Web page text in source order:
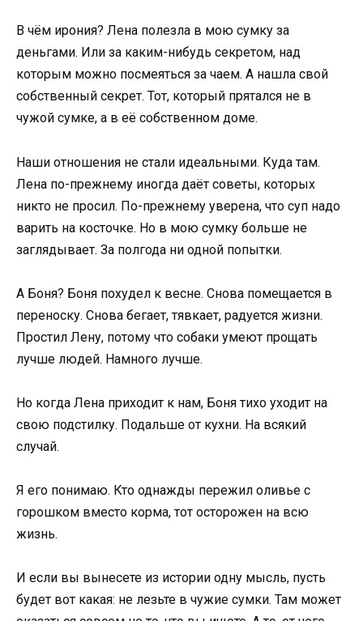
В чём ирония? Лена полезла в мою сумку за
деньгами. Или за каким-нибудь секретом, над
которым можно посмеяться за чаем. А нашла свой
собственный секрет. Тот, который прятался не в
чужой сумке, а в её собственном доме.
Наши отношения не стали идеальными. Куда там.
Лена по-прежнему иногда даёт советы, которых
никто не просил. По-прежнему уверена, что суп надо
варить на косточке. Но в мою сумку больше не
заглядывает. За полгода ни одной попытки.
А Боня? Боня похудел к весне. Снова помещается в
переноску. Снова бегает, тявкает, радуется жизни.
Простил Лену, потому что собаки умеют прощать
лучше людей. Намного лучше.
Но когда Лена приходит к нам, Боня тихо уходит на
свою подстилку. Подальше от кухни. На всякий
случай.
Я его понимаю. Кто однажды пережил оливье с
горошком вместо корма, тот осторожен на всю
жизнь.
И если вы вынесете из истории одну мысль, пусть
будет вот какая: не лезьте в чужие сумки. Там может